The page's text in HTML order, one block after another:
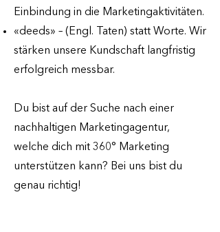
Einbindung in die Marketingaktivitäten.
«deeds» – (Engl. Taten) statt Worte. Wir
stärken unsere Kundschaft langfristig
erfolgreich messbar.
Du bist auf der Suche nach einer
nachhaltigen Marketingagentur,
welche dich mit 360° Marketing
unterstützen kann? Bei uns bist du
genau richtig!